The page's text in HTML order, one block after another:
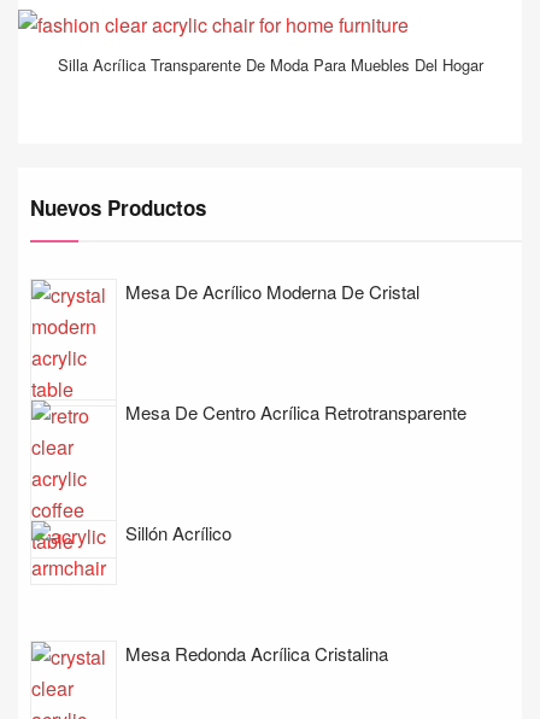
Silla Acrílica Transparente De Moda Para Muebles Del Hogar
Nuevos Productos
Mesa De Acrílico Moderna De Cristal
Mesa De Centro Acrílica Retrotransparente
Sillón Acrílico
Mesa Redonda Acrílica Cristalina